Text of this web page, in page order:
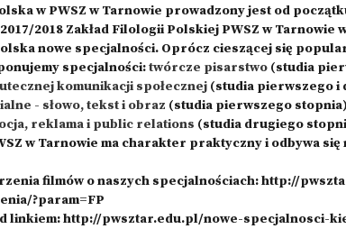
w PWSZ w Tarnowie prowadzony jest od
2018 Zakład Filologii Polskiej PWSZ w
nowe specjalności. Oprócz cieszącej się
specjalności:twórcze pisarstwo (studia
komunikacji społecznej (studia pierwszego i
- słowo, tekst i obraz (studia pierwszego
reklama i public relations (studia drugiego
w Tarnowie ma charakter praktyczny i odbywa
filmów o naszych specjalnościach:http://
?param=FP
linkiem:http://pwsztar.edu.pl/nowe-specjalnosci-